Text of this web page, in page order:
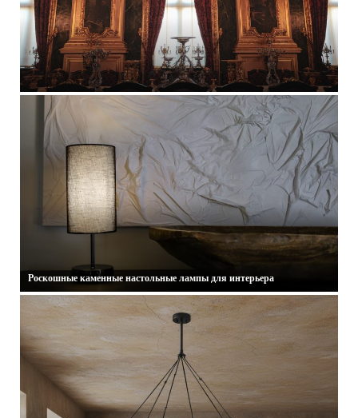
Люстрa из латуни для современной столовой
15.07.2026
Роскошные каменные настольные лампы для интерьера
08.07.2026